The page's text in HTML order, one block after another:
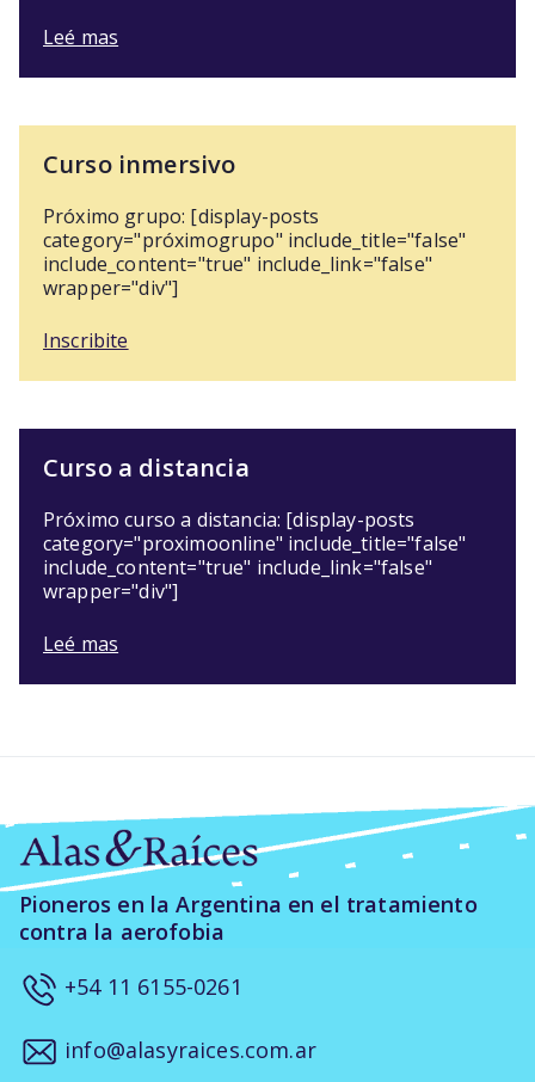
Leé mas
Curso inmersivo
Próximo grupo: [display-posts
category="próximogrupo" include_title="false"
include_content="true" include_link="false"
wrapper="div"]
Inscribite
Curso a distancia
Próximo curso a distancia: [display-posts
category="proximoonline" include_title="false"
include_content="true" include_link="false"
wrapper="div"]
Leé mas
Pioneros en la Argentina en el tratamiento
contra la aerofobia
+54 11 6155-0261
info@alasyraices.com.ar